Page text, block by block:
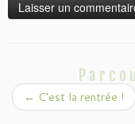
← C’est la rentrée !